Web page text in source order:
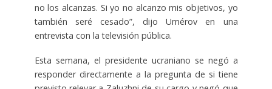
no los alcanzas. Si yo no alcanzo mis objetivos, yo
también seré cesado”, dijo Umérov en una
entrevista con la televisión pública.
Esta semana, el presidente ucraniano se negó a
responder directamente a la pregunta de si tiene